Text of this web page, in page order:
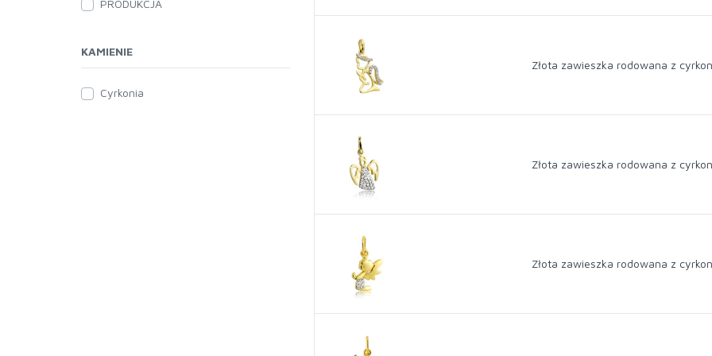
Złota zawieszka rodowana z
Złota zawieszka rodowana z
Złota zawieszka rodowana z
Na sznurku
PRODUKCJA
KAMIENIE
Cyrkonia